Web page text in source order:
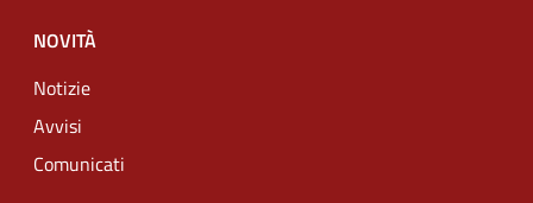
NOVITÀ
Notizie
Avvisi
Comunicati